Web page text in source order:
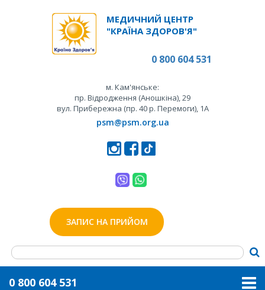
МЕДИЧНИЙ ЦЕНТР
"КРАЇНА ЗДОРОВ'Я"
0 800 604 531
м. Кам'янське:
пр. Відродження (Аношкіна), 29
вул. Прибережна (пр. 40 р. Перемоги), 1А
psm@psm.org.ua
ЗАПИС НА ПРИЙОМ
0 800 604 531